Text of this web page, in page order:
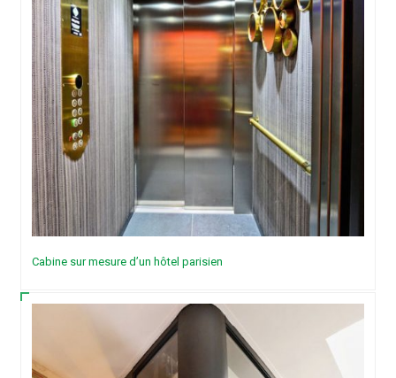
Cabine sur mesure d’un hôtel parisien